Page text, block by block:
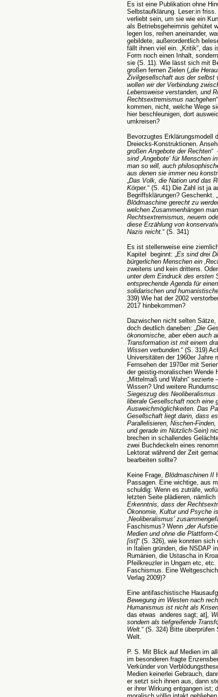
Es ist eine Publikation ohne
Selbstaufklärung. Leser:in
verliebt sein, um sie wie ein
als Betriebsgeheimnis gehütet
legen los, reihen aneinander,
gebildete, außerordentlich
fällt ihnen viel ein. „Kritik“, das
Form noch einen Inhalt,
sie (S. 11). Wie lässt sich mit
großen fernen Zielen („die
Zivilgesellschaft aus der selbst
wollen wir der Verbindung
Lebensweise verstanden, und
Rechtsextremismus nachgehen
kommen, nicht, welche Wege
hier beschleunigen, dort
umkreisen?
Bevorzugtes Erklärungsmodell
Dreiecks-Konstruktionen.
großen Angebote der Rechten“
sind ‚Angebote‘ für Menschen
man so will, auch
aus denen sie immer neu
„Das Volk, die Nation und das
Körper.“ (S. 41) Die Zahl ist ja
Begriffsklärungen? Geschenkt. „
Blödmaschine gerecht zu
welchen Zusammenhängen
Rechtsextremismus, neuem
diese Erzählung von
Nazis reicht.“ (S. 341)
Es ist stellenweise eine
Kapitel beginnt: „Es sind drei
bürgerlichen Menschen ein
zweitens und kein drittens.
unter dem Eindruck des ersten
entsprechende Agenda für
solidarischen und
339) Wie hat der 2002
2017 hinbekommen?
Dazwischen nicht selten
doch deutlich daneben: „Die
ökonomische, aber eben auch
Transformation ist mit einem
Wissen verbunden.“ (S. 319)
Universitäten der 1960er Jahre
Fernsehen der 1970er mit
der geistig-moralischen Wende
„Mittelmaß und Wahn“ sezierte
Wissen? Und weitere
Siegeszug des
liberale Gesellschaft noch eine
Ausweichmöglichkeiten. Das
Gesellschaft liegt darin, dass
Parallelisieren, Nischen-
und gerade im Nützlich-Sein)
brechen in schallendes
zwei Buchdeckeln eines
Lektorat während der Zeit
bearbeiten sollte?
Keine Frage, Blödmaschinen II
Passagen. Eine wichtige, aus
schuldig: Wenn es zuträfe,
letzten Seite plädieren, nämlich
Erkenntnis, dass der
Ökonomie, Kultur und Psyche
‚Neoliberalismus‘
Faschismus? Wenn „der
Medien und ohne die
[ist]“ (S. 326), wie konnten
in Italien gründen, die NSDAP
Rumänien, die Ustascha in
Pfeilkreuzler in Ungarn etc,
Faschismus. Eine
Verlag 2009)?
Eine antifaschistische
Bewegung im Westen nach
Humanismus ist nicht als
das etwas anderes sagt; at],
sondern als tiefgreifende
Welt.“ (S. 324) Bitte
Welt.
P. S. Mit Blick auf Medien im
im besonderen fragte
Verkünder von
Medien keinerlei Gebrauch,
er setzt sich ihnen aus, dann
er ihrer Wirkung entgangen ist;